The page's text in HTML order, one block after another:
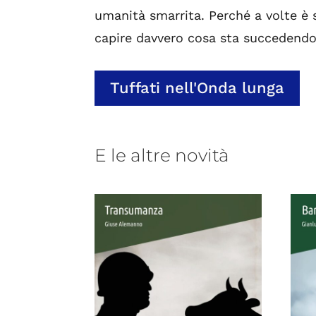
umanità smarrita. Perché a volte
capire davvero cosa sta
Tuffati nell'Onda lunga
E le altre novità